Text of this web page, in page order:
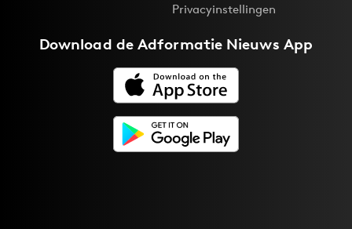
Privacyinstellingen
Download deAdformatie Nieuws App